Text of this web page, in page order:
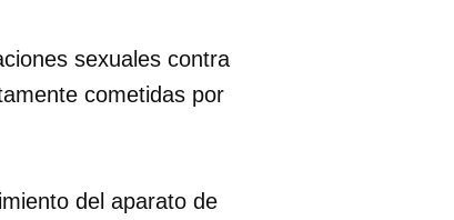
sexuales contra
cometidas por
del aparato de